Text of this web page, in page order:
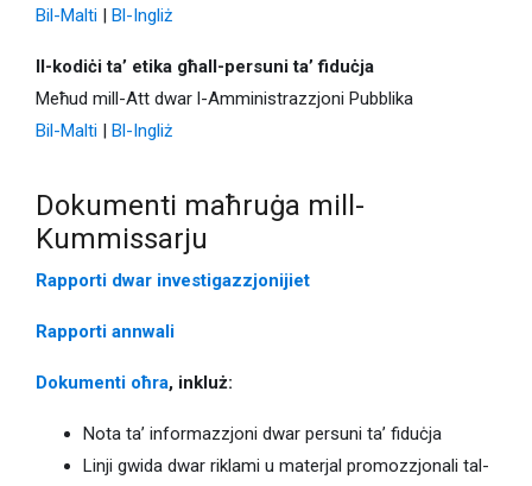
Bil-Malti | Bl-Ingliż
Il-kodiċi ta’ etika għall-persuni ta’ fiduċja
Meħud mill-Att dwar l-Amministrazzjoni Pubblika
Bil-Malti | Bl-Ingliż
Dokumenti maħruġa mill-
Kummissarju
Rapporti dwar investigazzjonijiet
Rapporti annwali
Dokumenti oħra, inkluż:
Nota ta’ informazzjoni dwar persuni ta’ fiduċja
Linji gwida dwar riklami u materjal promozzjonali tal-